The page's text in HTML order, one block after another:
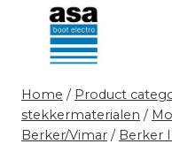
Doorgaan
inhoud
Home / Product
stekkermaterialen /
Berker/Vimar / Berker